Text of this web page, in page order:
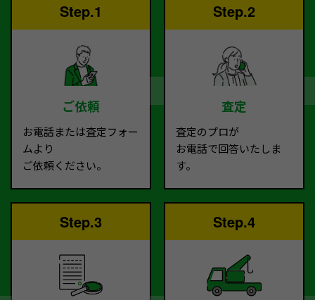
Step.1
ご依頼
お電話または査定フォー
ムより
ご依頼ください。
Step.2
査定
査定のプロが
お電話で回答いたしま
す。
Step.3 Step.4